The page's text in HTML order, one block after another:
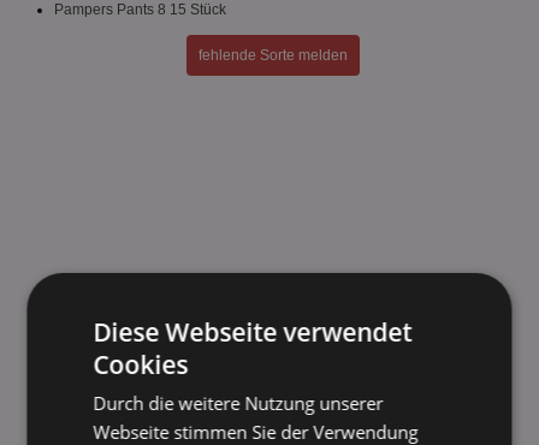
Pampers Pants 8 15 Stück
fehlende Sorte melden
Diese Webseite verwendet
Cookies
Durch die weitere Nutzung unserer
Webseite stimmen Sie der Verwendung